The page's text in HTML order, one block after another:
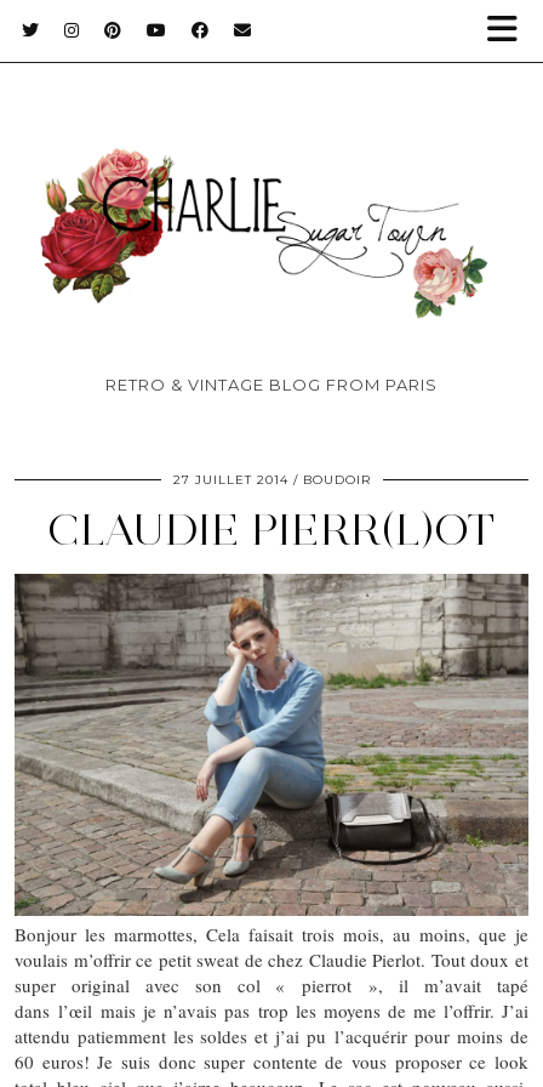
RETRO & VINTAGE BLOG FROM PARIS
27 JUILLET 2014 BOUDOIR
CLAUDIE PIERR(L)OT
Bonjour les marmottes, Cela faisait trois mois, au moins, que je
voulais m’offrir ce petit sweat de chez Claudie Pierlot. Tout doux et
super original avec son col « pierrot », il m’avait tapé
dans l’œil mais je n’avais pas trop les moyens de me l’offrir. J’ai
attendu patiemment les soldes et j’ai pu l’acquérir pour moins de
60 euros! Je suis donc super contente de vous proposer ce look